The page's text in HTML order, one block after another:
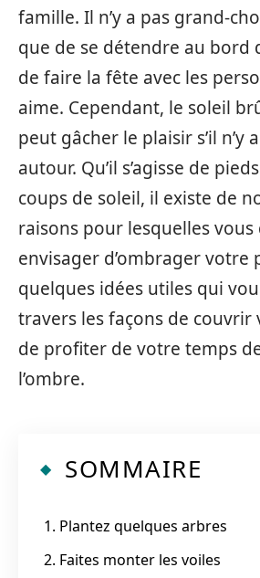
famille. Il n’y a pas grand-
que de se détendre au bord
de faire la fête avec les
aime. Cependant, le soleil
peut gâcher le plaisir s’il n’y
autour. Qu’il s’agisse de
coups de soleil, il existe de
raisons pour lesquelles vous
envisager d’ombrager votre
quelques idées utiles qui
travers les façons de couvrir
de profiter de votre temps
l’ombre.
SOMMAIRE
1. Plantez quelques arbres
2. Faites monter les voiles